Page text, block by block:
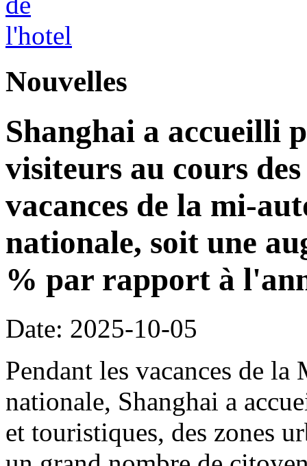
Nouvelles
Shanghai a accueilli
visiteurs au cours
vacances de la mi-
nationale, soit une
% par rapport à
Date: 2025-10-05
Pendant les vacances de
nationale, Shanghai a
et touristiques, des zones